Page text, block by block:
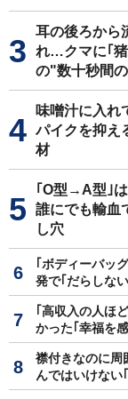
耳の後ろから
れ…クマに｢
の"数十秒間
味噌汁に入れ
パイクを抑え
材
｢O型→A型｣
誰にでも輸血
し穴
｢ボディーバッ
発で｢だらしな
｢高収入の人ほ
かった｢幸福を
襟付きなのに周
んではいけない